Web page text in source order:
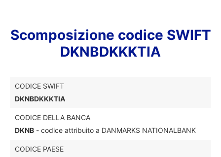
Scomposizione codice SWIFT
DKNBDKKKTIA
CODICE SWIFT
DKNBDKKKTIA
CODICE DELLA BANCA
DKNB - codice attribuito a DANMARKS NATIONALBANK
CODICE PAESE